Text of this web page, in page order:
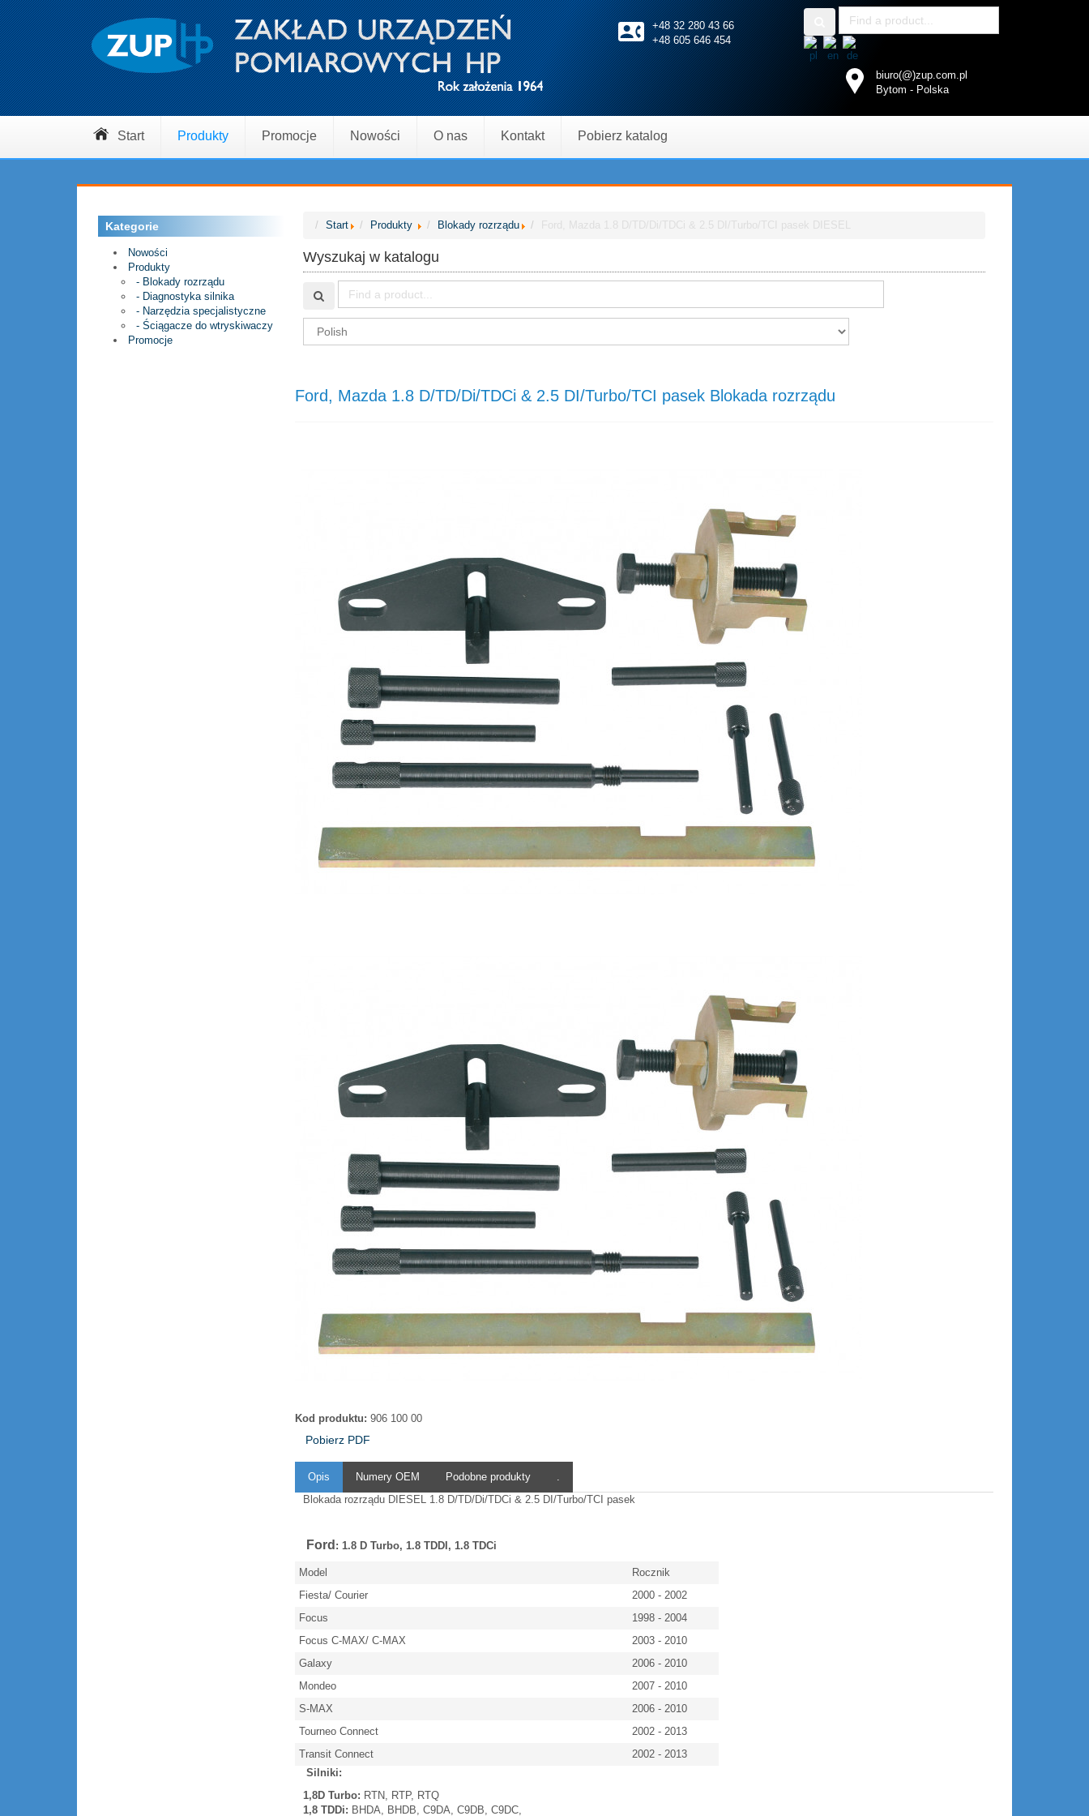
+48 32 280 43 66
+48 605 646 454
biuro(@)zup.com.pl
Bytom - Polska
Start Produkty Promocje Nowości O nas Kontakt Pobierz katalog
Kategorie
Nowości
Produkty
- Blokady rozrządu
- Diagnostyka silnika
- Narzędzia specjalistyczne
- Ściągacze do wtryskiwaczy
Promocje
Start Produkty Blokady rozrządu Ford, Mazda 1.8 D/TD/Di/TDCi & 2.5 DI/Turbo/TCI pasek DIESEL
Wyszukaj w katalogu
Ford, Mazda 1.8 D/TD/Di/TDCi & 2.5 DI/Turbo/TCI pasek Blokada rozrządu
Kod produktu: 906 100 00
Pobierz PDF
Opis Numery OEM Podobne produkty
Blokada rozrządu DIESEL 1.8 D/TD/Di/TDCi & 2.5 DI/Turbo/TCI pasek
Ford : 1.8 D Turbo, 1.8 TDDI, 1.8 TDCi
Model
Rocznik
Fiesta/ Courier
2000 - 2002
Focus
1998 - 2004
Focus C-MAX/ C-MAX
2003 - 2010
Galaxy
2006 - 2010
Mondeo
2007 - 2010
S-MAX
2006 - 2010
Tourneo Connect
2002 - 2013
Transit Connect
2002 - 2013
Silniki:
1,8D Turbo: RTN, RTP, RTQ
1,8 TDDi: BHDA, BHDB, C9DA, C9DB, C9DC,